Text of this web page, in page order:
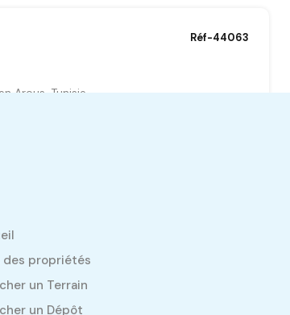
Réf-44063
Arous, Tunisie
des propriétés
un Terrain
un Dépôt